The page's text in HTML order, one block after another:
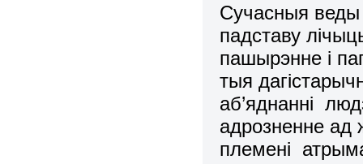
Сучасныя
падставу
пашырэнне i
тыя
аб’яднаннi
адрозненне
племенi